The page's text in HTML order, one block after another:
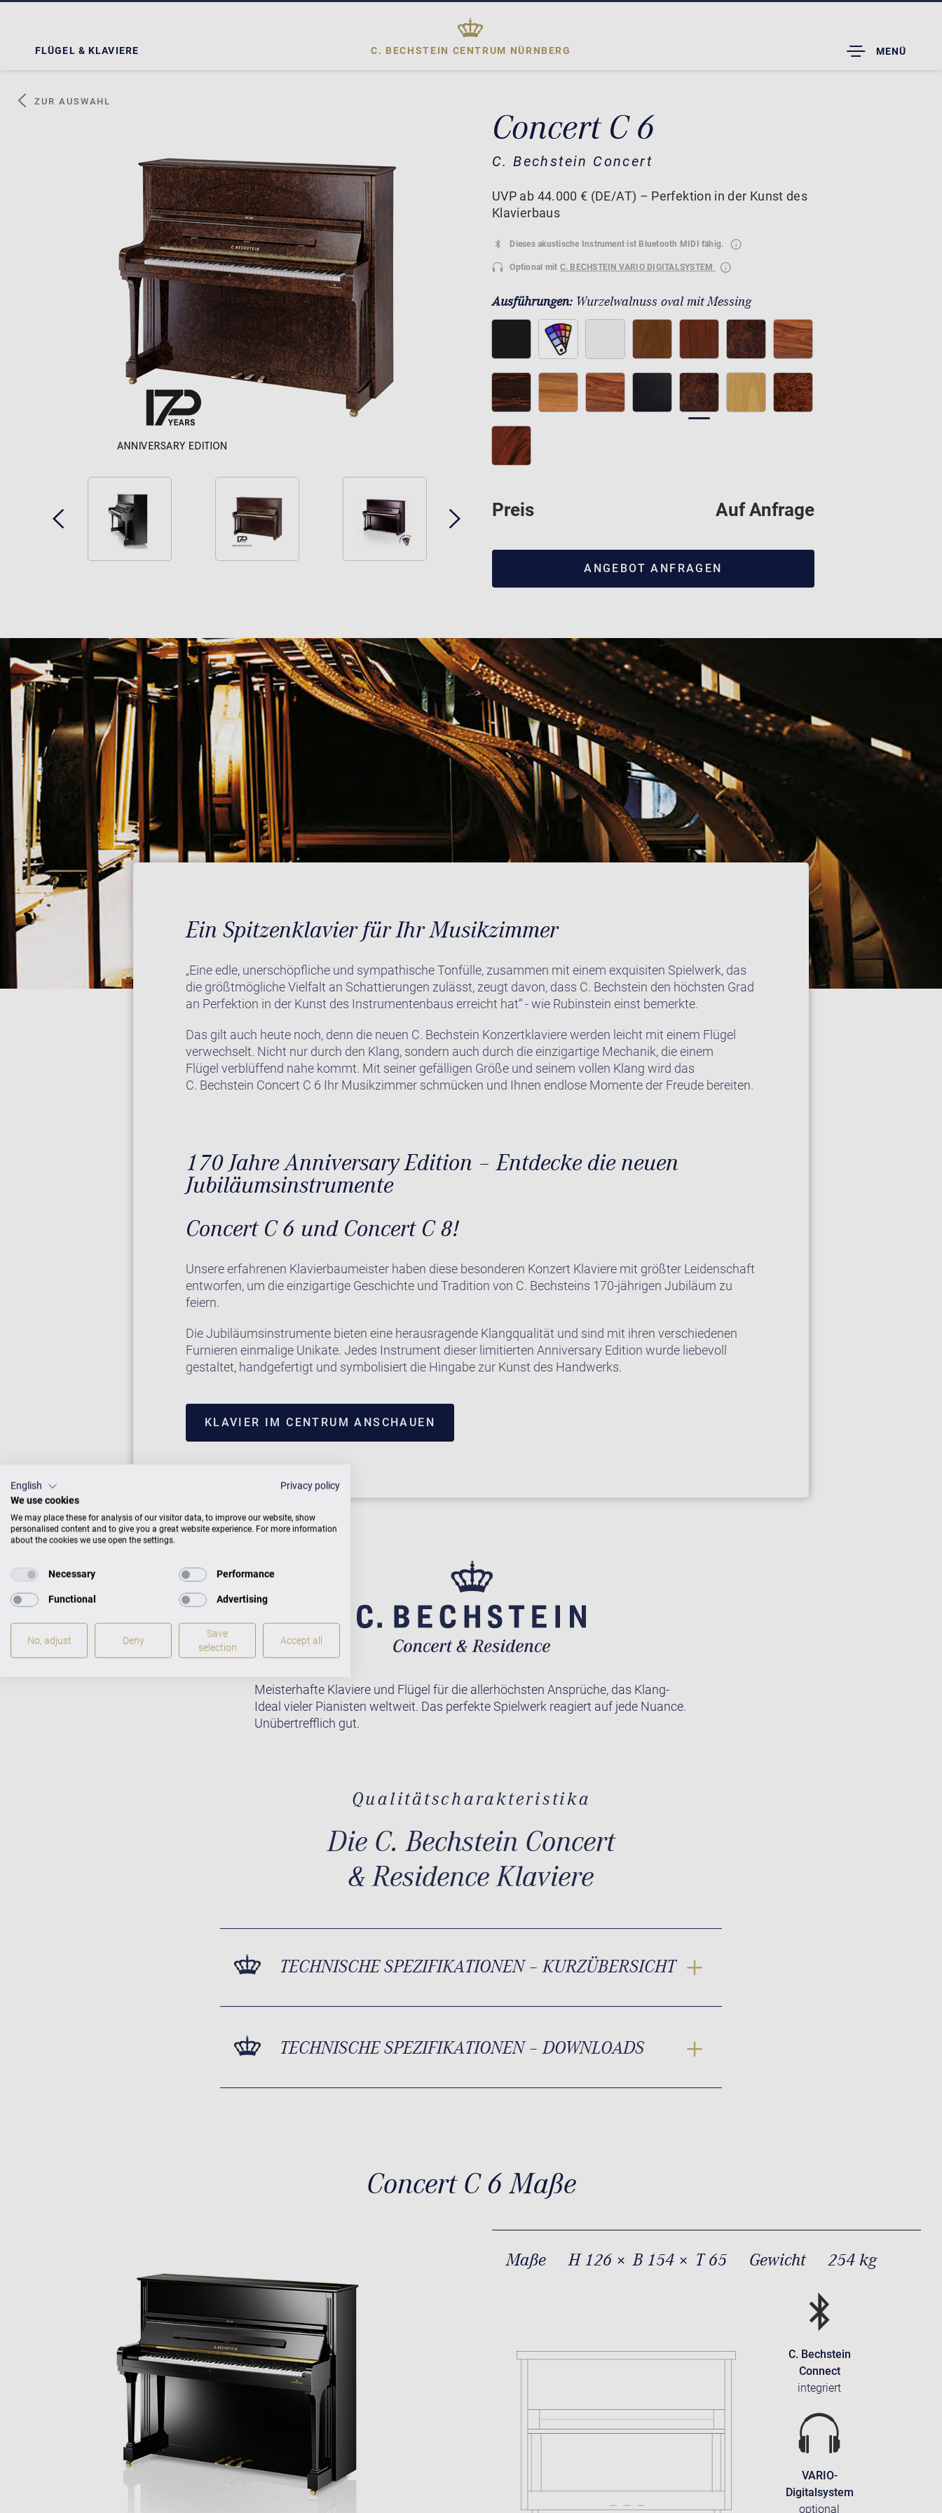
FLÜGEL & KLAVIERE C. BECHSTEIN CENTRUM NÜRNBERG
TOGGLE
DROPDOWN
MENÜ
ZUR AUSWAHL
Concert C 6
C. Bechstein Concert
UVP ab 44.000 € (DE/AT) – Perfektion in der Kunst des
Klavierbaus
Dieses akustische Instrument ist Bluetooth MIDI fähig.
Optional mit C. BECHSTEIN VARIO DIGITALSYSTEM
Ausführungen: Wurzelwalnuss oval mit Messing
Preis Auf Anfrage
ANGEBOT ANFRAGEN
Ein Spitzenklavier für Ihr Musikzimmer
„Eine edle, unerschöpfliche und sympathische Tonfülle, zusammen mit einem exquisiten Spielwerk, das
die größtmögliche Vielfalt an Schattierungen zulässt, zeugt davon, dass C. Bechstein den höchsten Grad
an Perfektion in der Kunst des Instrumentenbaus erreicht hat“ - wie Rubinstein einst bemerkte.
Das gilt auch heute noch, denn die neuen C. Bechstein Konzertklaviere werden leicht mit einem Flügel
verwechselt. Nicht nur durch den Klang, sondern auch durch die einzigartige Mechanik, die einem
Flügel verblüffend nahe kommt. Mit seiner gefälligen Größe und seinem vollen Klang wird das
C. Bechstein Concert C 6 Ihr Musikzimmer schmücken und Ihnen endlose Momente der Freude bereiten.
170 Jahre Anniversary Edition – Entdecke die neuen
Jubiläumsinstrumente
Concert C 6 und Concert C 8!
Unsere erfahrenen Klavierbaumeister haben diese besonderen Konzert Klaviere mit größter Leidenschaft
entworfen, um die einzigartige Geschichte und Tradition von C. Bechsteins 170-jährigen Jubiläum zu
feiern.
Die Jubiläumsinstrumente bieten eine herausragende Klangqualität und sind mit ihren verschiedenen
Furnieren einmalige Unikate. Jedes Instrument dieser limitierten Anniversary Edition wurde liebevoll
gestaltet, handgefertigt und symbolisiert die Hingabe zur Kunst des Handwerks.
KLAVIER IM CENTRUM ANSCHAUEN
Meisterhafte Klaviere und Flügel für die allerhöchsten Ansprüche, das Klang-
Ideal vieler Pianisten weltweit. Das perfekte Spielwerk reagiert auf jede Nuance.
Unübertrefflich gut.
Qualitätscharakteristika
Die C. Bechstein Concert
& Residence Klaviere
TECHNISCHE SPEZIFIKATIONEN – KURZÜBERSICHT
TECHNISCHE SPEZIFIKATIONEN – DOWNLOADS
Concert C 6 Maße
Maße H 126 × B 154 × T 65 Gewicht 254 kg
C. Bechstein
Connect
integriert
VARIO-
Digitalsystem
optional
English
Privacy policy
We use cookies
We may place these for analysis of our visitor data, to improve our website, show
personalised content and to give you a great website experience. For more information
about the cookies we use open the settings.
Necessary Performance
Functional Advertising
No, adjust Deny
Save
selection
Accept all